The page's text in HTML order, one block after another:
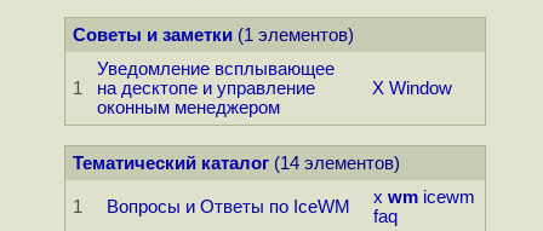
Советы и заметки(1 элементов)
1
Уведомление всплывающее
на десктопе и управление
оконным менеджером
X Window
Тематический каталог(14 элементов)
1 Вопросы и Ответы по IceWM x wm icewm
faq